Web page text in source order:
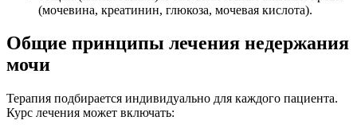
(мочевина, креатинин, глюкоза, мочевая кислота).
Общие принципы лечения недержания
мочи
Терапия подбирается индивидуально для каждого пациента.
Курс лечения может включать: